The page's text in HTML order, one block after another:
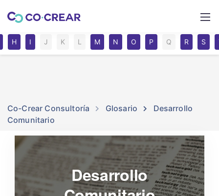
Co-Crear Consultoría Glosario
Desarrollo
Comunitario
H I J K L M N O P Q R S
Desarrollo